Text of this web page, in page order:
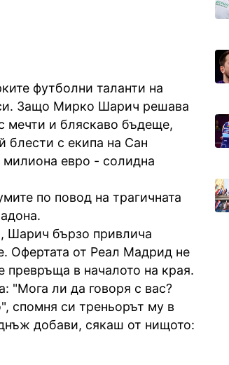
футболни таланти на
Защо Мирко Шарич решава
мечти и бляскаво бъдеще,
блести с екипа на Сан
евро - солидна
по повод на трагичната
Шарич бързо привлича
Офертата от Реал Мадрид не
превръща в началото на края.
"Мога ли да говоря с вас?
спомня си треньорът му в
добави, сякаш от нищото: